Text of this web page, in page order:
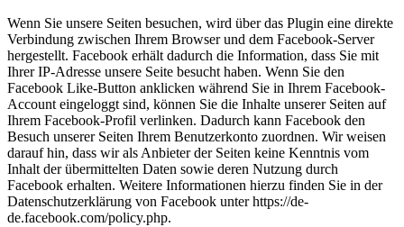
Wenn Sie unsere Seiten besuchen, wird über das Plugin eine direkte
Verbindung zwischen Ihrem Browser und dem Facebook-Server
hergestellt. Facebook erhält dadurch die Information, dass Sie mit
Ihrer IP-Adresse unsere Seite besucht haben. Wenn Sie den
Facebook Like-Button anklicken während Sie in Ihrem Facebook-
Account eingeloggt sind, können Sie die Inhalte unserer Seiten auf
Ihrem Facebook-Profil verlinken. Dadurch kann Facebook den
Besuch unserer Seiten Ihrem Benutzerkonto zuordnen. Wir weisen
darauf hin, dass wir als Anbieter der Seiten keine Kenntnis vom
Inhalt der übermittelten Daten sowie deren Nutzung durch
Facebook erhalten. Weitere Informationen hierzu finden Sie in der
Datenschutzerklärung von Facebook unter https://de-
de.facebook.com/policy.php.